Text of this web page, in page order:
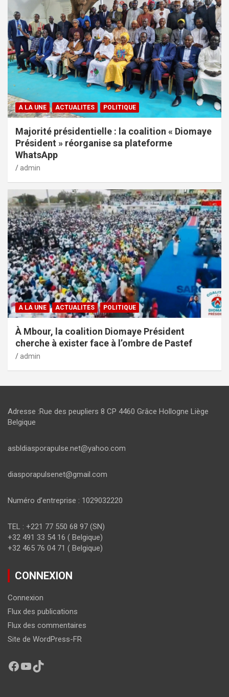
A LA UNE ACTUALITES POLITIQUE
Majorité présidentielle : la coalition « Diomaye
Président » réorganise sa plateforme
WhatsApp
admin
A LA UNE ACTUALITES POLITIQUE
À Mbour, la coalition Diomaye Président
cherche à exister face à l’ombre de Pastef
admin
Adresse :Rue des peupliers 8 CP 4460 Grâce Hollogne Liège
Belgique
asbldiasporapulse.net@yahoo.com
diasporapulsenet@gmail.com
Numéro d’entreprise : 1029032220
TEL : +221 77 550 68 97 (SN)
+32 491 33 54 16 ( Belgique)
+32 465 76 04 71 ( Belgique)
CONNEXION
Connexion
Flux des publications
Flux des commentaires
Site de WordPress-FR